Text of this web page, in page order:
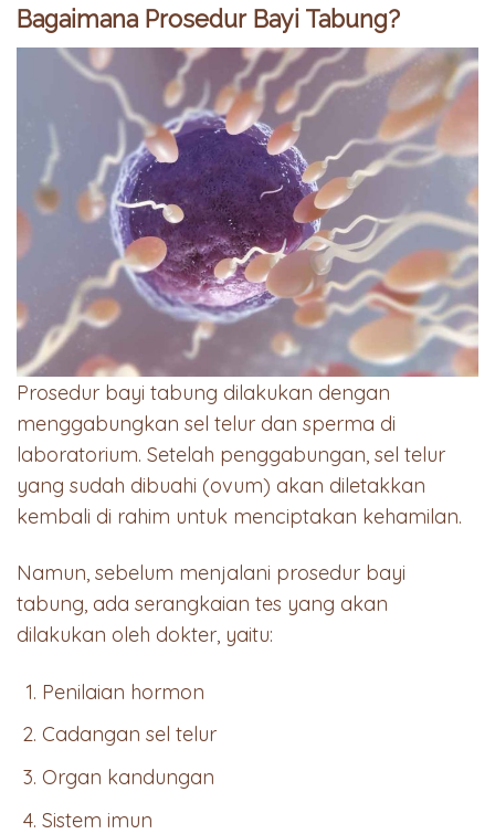
Bagaimana Prosedur Bayi Tabung?
Prosedur bayi tabung dilakukan dengan
menggabungkan sel telur dan sperma di
laboratorium. Setelah penggabungan, sel telur
yang sudah dibuahi (ovum) akan diletakkan
kembali di rahim untuk menciptakan kehamilan.
Namun, sebelum menjalani prosedur bayi
tabung, ada serangkaian tes yang akan
dilakukan oleh dokter, yaitu:
Penilaian hormon
Cadangan sel telur
Organ kandungan
Sistem imun